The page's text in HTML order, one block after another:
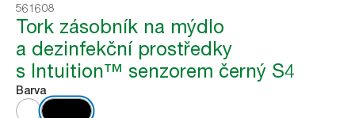
561608
Tork zásobník na mýdlo
a dezinfekční prostředky
s Intuition™ senzorem černý S4
Barva